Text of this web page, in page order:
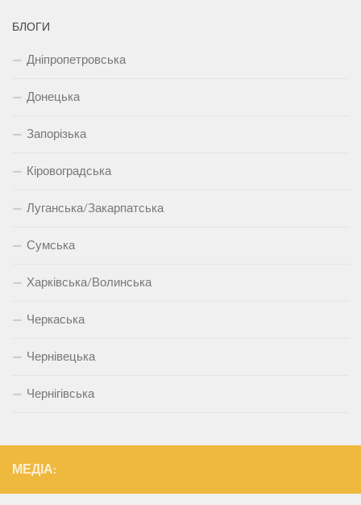
БЛОГИ
Дніпропетровська
Донецька
Запорізька
Кіровоградська
Луганська/Закарпатська
Сумська
Харківська/Волинська
Черкаська
Чернівецька
Чернігівська
МЕДІА: